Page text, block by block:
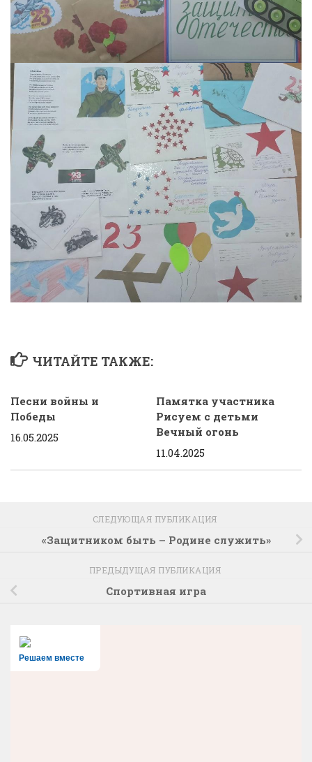
ЧИТАЙТЕ ТАКЖЕ:
Песни войны и
Победы
16.05.2025
Памятка участника
Рисуем с детьми
Вечный огонь
11.04.2025
СЛЕДУЮЩАЯ ПУБЛИКАЦИЯ
«Защитником быть – Родине служить»
ПРЕДЫДУЩАЯ ПУБЛИКАЦИЯ
Спортивная игра
Решаем вместе